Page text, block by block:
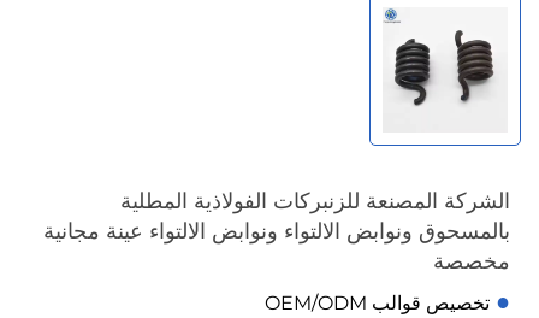
الشركة المصنعة للزنبركات الفولاذية المطلية
بالمسحوق ونوابض الالتواء ونوابض الالتواء عينة مجانية
مخصصة
●تخصيص قوالب OEM/ODM